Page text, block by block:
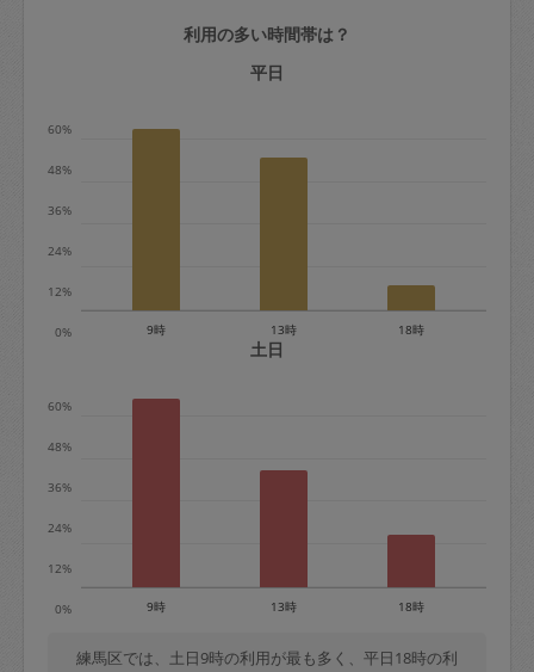
定期契約をキャンセルする場合、毎週定
期は月2回まで隔週定期は月1回までキャ
ャンセル料が発生します。
※キャンセル料金の設定について：
利用の多い時間帯は？
平日
0%
12%
24%
36%
48%
60%
9時 13時 18時
土日
0%
12%
24%
36%
48%
60%
9時 13時 18時
練馬区では、土日9時の利用が最も多く、平日18時の利